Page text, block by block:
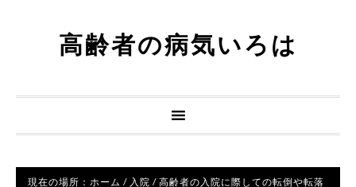
高齢者の病気いろは
現在の場所： ホーム / 入院 / 高齢者の入院に際しての転倒や転落